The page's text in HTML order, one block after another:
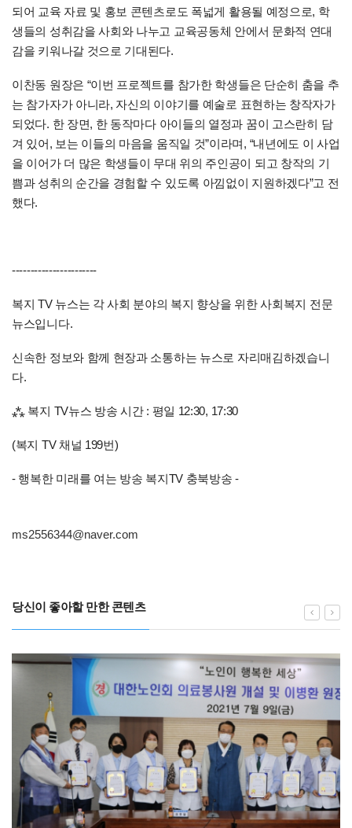
되어 교육 자료 및 홍보 콘텐츠로도 폭넓게 활용될 예정으로, 학
생들의 성취감을 사회와 나누고 교육공동체 안에서 문화적 연대
감을 키워나갈 것으로 기대된다.
이찬동 원장은 “이번 프로젝트를 참가한 학생들은 단순히 춤을 추
는 참가자가 아니라, 자신의 이야기를 예술로 표현하는 창작자가
되었다. 한 장면, 한 동작마다 아이들의 열정과 꿈이 고스란히 담
겨 있어, 보는 이들의 마음을 움직일 것”이라며, “내년에도 이 사업
을 이어가 더 많은 학생들이 무대 위의 주인공이 되고 창작의 기
쁨과 성취의 순간을 경험할 수 있도록 아낌없이 지원하겠다”고 전
했다.
-----------------------
복지 TV 뉴스는 각 사회 분야의 복지 향상을 위한 사회복지 전문
뉴스입니다.
신속한 정보와 함께 현장과 소통하는 뉴스로 자리매김하겠습니
다.
⁂ 복지 TV뉴스 방송 시간 : 평일 12:30, 17:30
(복지 TV 채널 199번)
- 행복한 미래를 여는 방송 복지TV 충북방송 -
ms2556344@naver.com
당신이 좋아할 만한 콘텐츠